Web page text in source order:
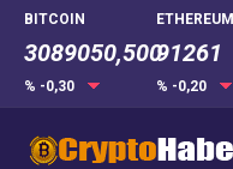
BITCOIN
3089050,500
% -0,30
ETHEREUM
91261
% -0,20